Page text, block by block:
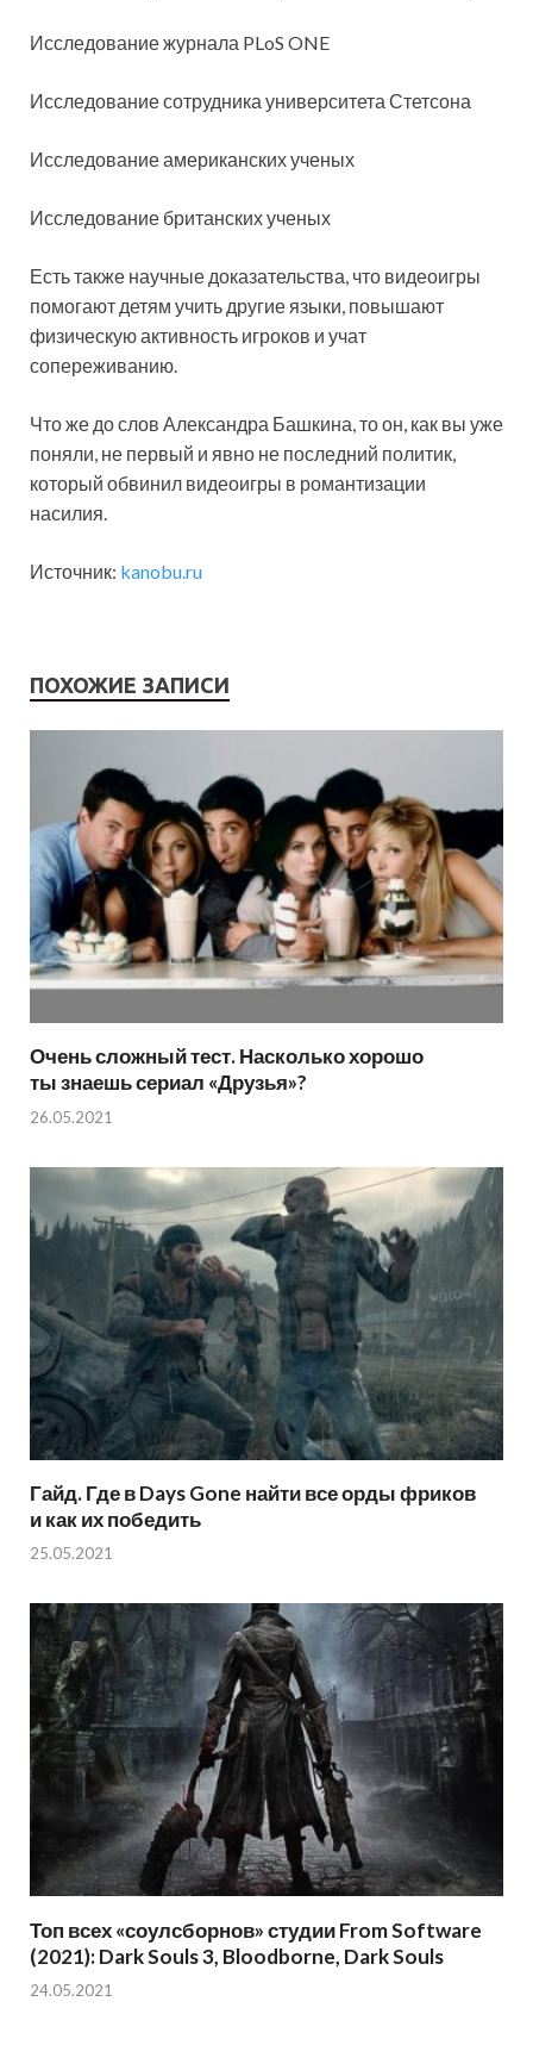
Исследование журнала PLoS ONE
Исследование сотрудника университета Стетсона
Исследование американских ученых
Исследование британских ученых
Есть также научные доказательства, что видеоигры
помогают детям учить другие языки, повышают
физическую активность игроков и учат
сопереживанию.
Что же до слов Александра Башкина, то он, как вы уже
поняли, не первый и явно не последний политик,
который обвинил видеоигры в романтизации
насилия.
Источник: kanobu.ru
ПОХОЖИЕ ЗАПИСИ
Очень сложный тест. Насколько хорошо
ты знаешь сериал «Друзья»?
26.05.2021
Гайд. Где в Days Gone найти все орды фриков
и как их победить
25.05.2021
Топ всех «соулсборнов» студии From Software
(2021): Dark Souls 3, Bloodborne, Dark Souls
24.05.2021